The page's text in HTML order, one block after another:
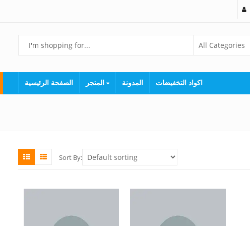
الصفحة الرئيسية المتجر المدونة اكواد التخفيضات
Sort By: